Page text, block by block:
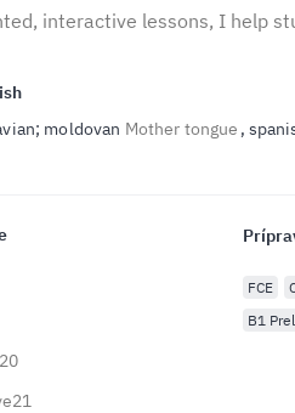
interactive lessons, I help
moldovan Mother tongue
FCE
B1